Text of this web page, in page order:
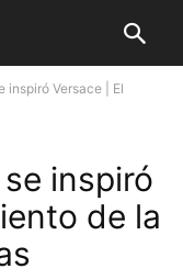
inspiró Versace | El
inspiró
de la